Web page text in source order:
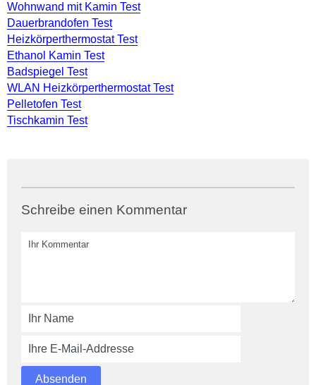
Wohnwand mit Kamin Test
Dauerbrandofen Test
Heizkörperthermostat Test
Ethanol Kamin Test
Badspiegel Test
WLAN Heizkörperthermostat Test
Pelletofen Test
Tischkamin Test
Schreibe einen Kommentar